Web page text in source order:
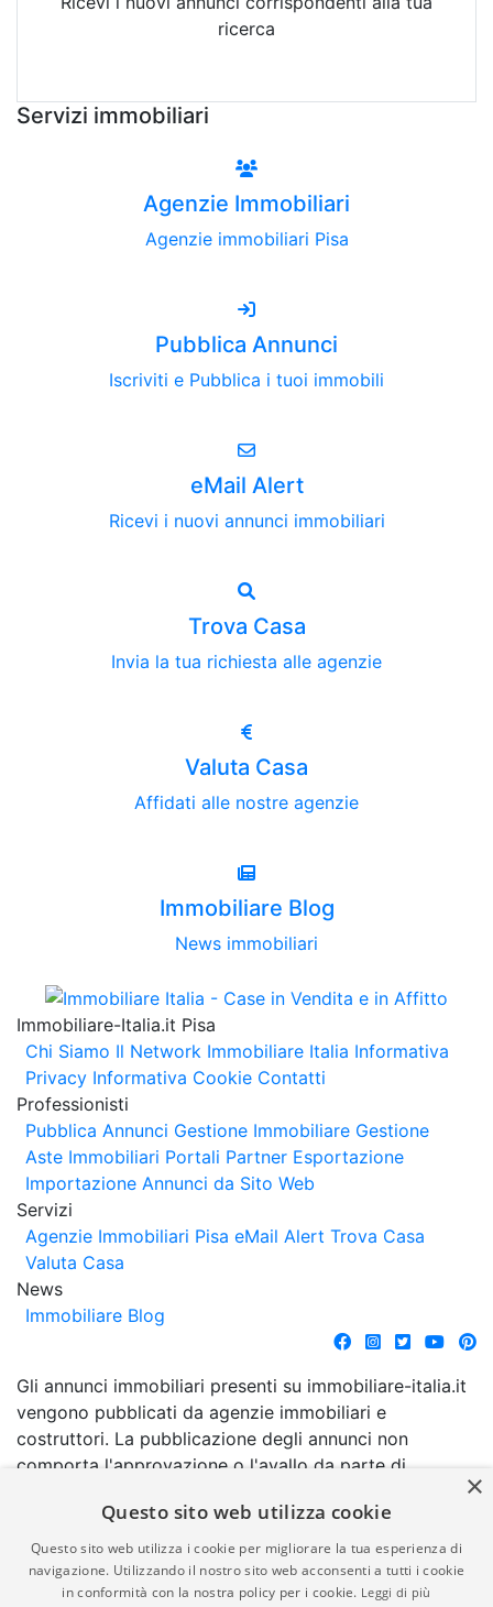
ricerca
Servizi immobiliari
Agenzie Immobiliari
Agenzie immobiliari Pisa
Pubblica Annunci
Iscriviti e Pubblica i tuoi immobili
eMail Alert
Ricevi i nuovi annunci immobiliari
Trova Casa
Invia la tua richiesta alle agenzie
Valuta Casa
Affidati alle nostre agenzie
Immobiliare Blog
News immobiliari
Immobiliare-Italia.it Pisa
Chi Siamo Il Network Immobiliare Italia Informativa
Privacy Informativa Cookie Contatti
Professionisti
Pubblica Annunci Gestione Immobiliare Gestione
Aste Immobiliari Portali Partner Esportazione
Importazione Annunci da Sito Web
Servizi
Agenzie Immobiliari Pisa eMail Alert Trova Casa
Valuta Casa
News
Immobiliare Blog
Gli annunci immobiliari presenti su immobiliare-italia.it
vengono pubblicati da agenzie immobiliari e
costruttori. La pubblicazione degli annunci non
comporta l'approvazione o l'avallo da parte di
garanzia da parte di quest'ultima. immobiliare-italia.it
quindi non è responsabile della veridicità, della
correttezza, della completezza, della normativa in
materia di privacy e/o di alcun altro aspetto dei
×
Questo sito web utilizza cookie
Questo sito web utilizza i cookie per migliorare la tua esperienza di
navigazione. Utilizzando il nostro sito web acconsenti a tutti i cookie
in conformità con la nostra policy per i cookie. Leggi di più